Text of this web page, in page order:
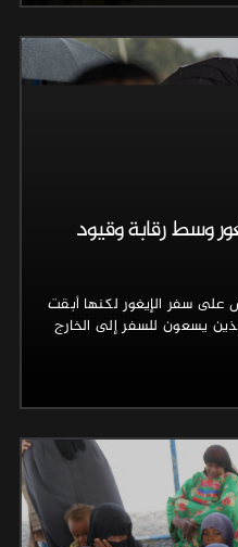
وسط رقابة وقيود
سفر الإيغور لكنها أبقت
يسعون للسفر إلى الخارج